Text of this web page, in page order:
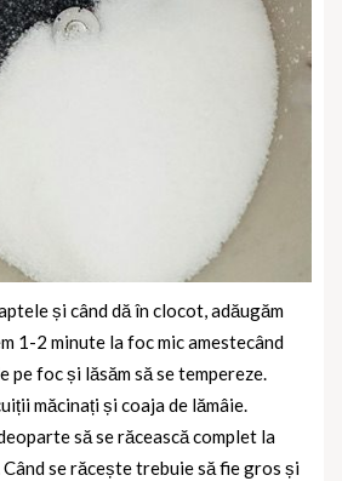
și când dă în clocot, adăugăm
1-2 minute la foc mic amestecând
pe foc și lăsăm să se tempereze.
măcinați și coaja de lămâie.
să se răcească complet la
se răcește trebuie să fie gros și